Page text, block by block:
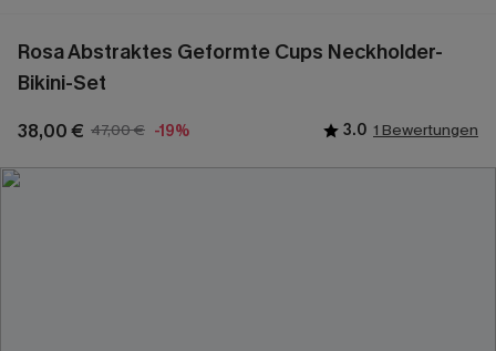
Rosa Abstraktes Geformte Cups Neckholder-
Bikini-Set
38,00 € 47,00 € -19% 3.0 1 Bewertungen